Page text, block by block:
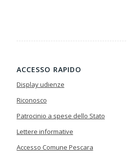
ACCESSO RAPIDO
Display udienze
Riconosco
Patrocinio a spese dello Stato
Lettere informative
Accesso Comune Pescara